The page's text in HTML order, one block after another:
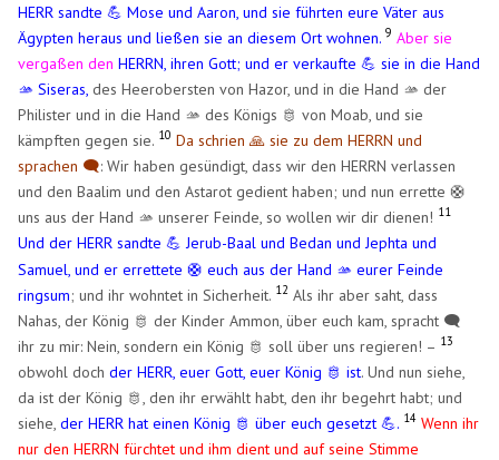
HERR sandte 💪 Mose und Aaron, und sie führten eure Väter aus
Ägypten heraus und ließen sie an diesem Ort wohnen.9 Aber sie
vergaßen den HERRN, ihren Gott; und er verkaufte 💪 sie in die Hand
🫴 Siseras, des Heerobersten von Hazor, und in die Hand 🫴 der
Philister und in die Hand 🫴 des Königs 🫅 von Moab, und sie
kämpften gegen sie. 10 Da schrien 🙏 sie zu dem HERRN und
sprachen 🗨️: Wir haben gesündigt, dass wir den HERRN verlassen
und den Baalim und den Astarot gedient haben; und nun errette 🛟
uns aus der Hand 🫴 unserer Feinde, so wollen wir dir dienen! 11
Und der HERR sandte💪 Jerub-Baal und Bedan und Jephta und
Samuel, und er errettete 🛟 euch aus der Hand 🫴 eurer Feinde
ringsum; und ihr wohntet in Sicherheit. 12 Als ihr aber saht, dass
Nahas, der König 🫅 der Kinder Ammon, über euch kam, spracht 🗨️
ihr zu mir: Nein, sondern ein König 🫅 soll über uns regieren! – 13
obwohl dochder HERR, euer Gott, euer König 🫅 ist. Und nun siehe,
da ist der König 🫅, den ihr erwählt habt, den ihr begehrt habt; und
siehe,der HERR hat einen König 🫅 über euch gesetzt 💪. 14 Wenn ihr
nur den HERRN fürchtet und ihm dient und auf seine Stimme